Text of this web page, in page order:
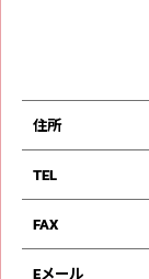
住所
TEL
FAX
Eメール